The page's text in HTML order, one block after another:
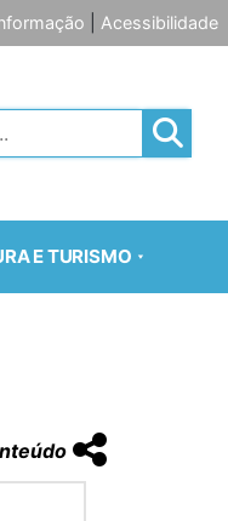
Acessibilidade
E TURISMO